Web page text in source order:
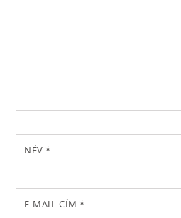
NÉV*
E-MAIL CÍM*